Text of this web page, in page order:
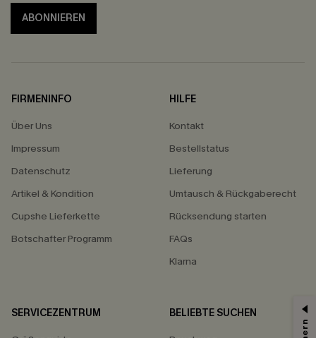
ABONNIEREN
FIRMENINFO
Über Uns
Impressum
Datenschutz
Artikel & Kondition
Cupshe Lieferkette
Botschafter Programm
HILFE
Kontakt
Bestellstatus
Lieferung
Umtausch & Rückgaberecht
Rücksendung starten
FAQs
Klarna
SERVICEZENTRUM
BELIEBTE SUCHEN